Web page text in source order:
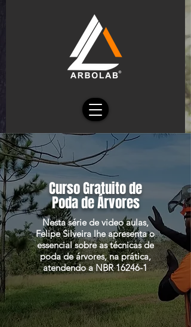
Curso Gratuito de
Poda de Árvores
Nesta série de video aulas,
Felipe Silveira lhe apresenta o
essencial sobre as técnicas de
poda de árvores, na prática,
atendendo a NBR 16246-1